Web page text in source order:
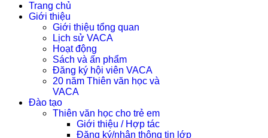
Trang chủ
Giới thiệu
Giới thiệu tổng quan
Lịch sử VACA
Hoạt động
Sách và ấn phẩm
Đăng ký hội viên VACA
20 năm Thiên văn học và
VACA
Đào tạo
Thiên văn học cho trẻ em
Giới thiệu / Hợp tác
Đăng ký/nhận thông tin lớp